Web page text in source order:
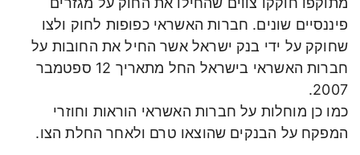
פיננסיים שונים. חברות האשראי כפופות לחוק ולצו
שחוקק על ידי בנק ישראל אשר החיל את החובות על
חברות האשראי בישראל החל מתאריך 12 ספטמבר
2007.
כמו כן מוחלות על חברות האשראי הוראות וחוזרי
המפקח על הבנקים שהוצאו טרם ולאחר החלת הצו.